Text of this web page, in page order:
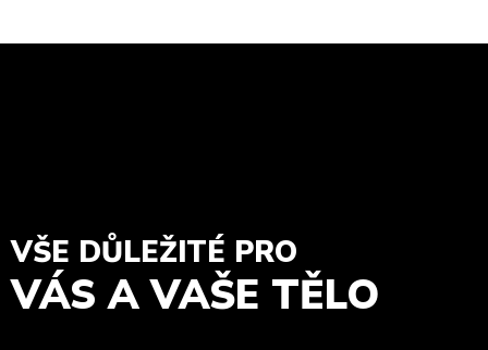
VŠE DŮLEŽITÉ PRO
VÁS A VAŠE TĚLO